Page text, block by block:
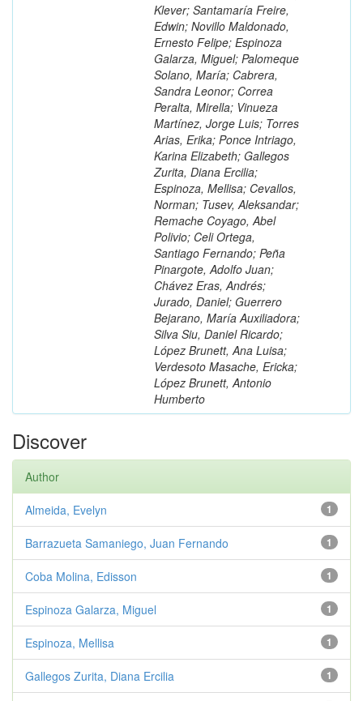
Klever; Santamaría Freire,
Edwin; Novillo Maldonado,
Ernesto Felipe; Espinoza
Galarza, Miguel; Palomeque
Solano, María; Cabrera,
Sandra Leonor; Correa
Peralta, Mirella; Vinueza
Martínez, Jorge Luis; Torres
Arias, Erika; Ponce Intriago,
Karina Elizabeth; Gallegos
Zurita, Diana Ercilia;
Espinoza, Mellisa; Cevallos,
Norman; Tusev, Aleksandar;
Remache Coyago, Abel
Polivio; Celi Ortega,
Santiago Fernando; Peña
Pinargote, Adolfo Juan;
Chávez Eras, Andrés;
Jurado, Daniel; Guerrero
Bejarano, María Auxiliadora;
Silva Siu, Daniel Ricardo;
López Brunett, Ana Luisa;
Verdesoto Masache, Ericka;
López Brunett, Antonio
Humberto
Discover
Author
1
Almeida, Evelyn
1
Barrazueta Samaniego, Juan Fernando
1
Coba Molina, Edisson
1
Espinoza Galarza, Miguel
1
Espinoza, Mellisa
1
Gallegos Zurita, Diana Ercilia